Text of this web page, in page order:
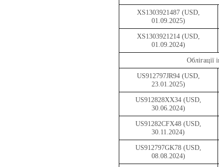
XS1303921487 (USD,
01.09.2025)
XS1303921214 (USD,
01.09.2024)
Облігації
US912797JR94 (USD,
23.01.2025)
US912828XX34 (USD,
30.06.2024)
US91282CFX48 (USD,
30.11.2024)
US912797GK78 (USD,
08.08.2024)